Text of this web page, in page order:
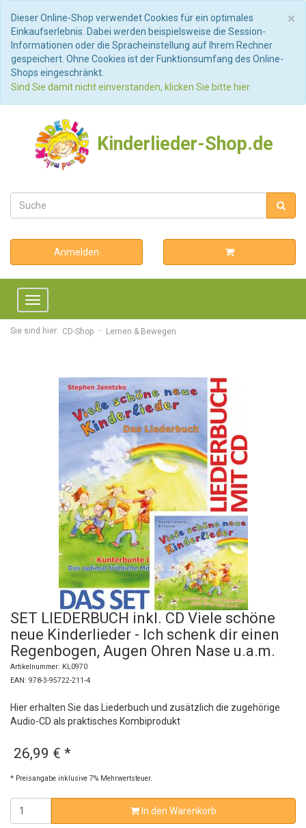
×
Dieser Online-Shop verwendet Cookies für ein optimales
Einkaufserlebnis. Dabei werden beispielsweise die Session-
Informationen oder die Spracheinstellung auf Ihrem Rechner
gespeichert. Ohne Cookies ist der Funktionsumfang des Online-
Shops eingeschränkt.
Sind Sie damit nicht einverstanden, klicken Sie bitte hier.
Kinderlieder-Shop.de
Anmelden
Toggle
navigation
Sie sind hier: CD-Shop Lernen & Bewegen
SET LIEDERBUCH inkl. CD Viele schöne
neue Kinderlieder - Ich schenk dir einen
Regenbogen, Augen Ohren Nase u.a.m.
Artikelnummer: KL0970
EAN: 978-3-95722-211-4
Hier erhalten Sie das Liederbuch und zusätzlich die zugehörige
Audio-CD als praktisches Kombiprodukt
26,99 € *
* Preisangabe inklusive 7% Mehrwertsteuer.
In den Warenkorb